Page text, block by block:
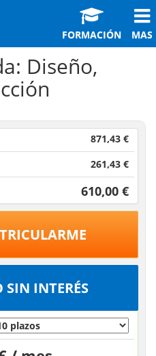
FORMACIÓN MAS
Diseño,
871,43 €
261,43 €
610,00 €
INTERÉS